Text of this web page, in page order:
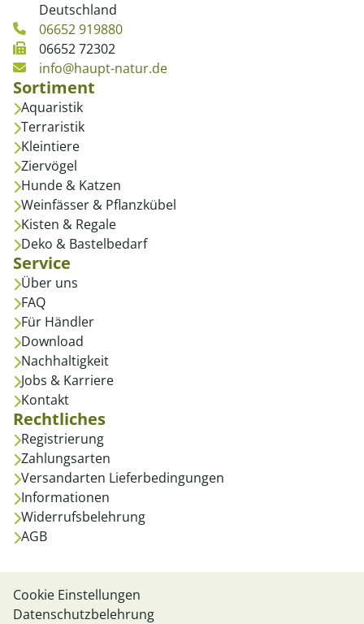
Deutschland
06652 919880
06652 72302
info@haupt-natur.de
Sortiment
Aquaristik
Terraristik
Kleintiere
Ziervögel
Hunde & Katzen
Weinfässer & Pflanzkübel
Kisten & Regale
Deko & Bastelbedarf
Service
Über uns
FAQ
Für Händler
Download
Nachhaltigkeit
Jobs & Karriere
Kontakt
Rechtliches
Registrierung
Zahlungsarten
Versandarten Lieferbedingungen
Informationen
Widerrufsbelehrung
AGB
Cookie Einstellungen
Datenschutzbelehrung